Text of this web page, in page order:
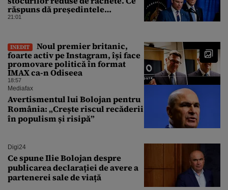
răspuns dă președintele
american
21:01
INEDIT
Noul premier britanic,
foarte activ pe Instagram, își face
promovare politică în format
IMAX ca-n Odiseea
18:57
Mediafax
Avertismentul lui Bolojan pentru
România: „Crește riscul recăderii
în populism și risipă”
Digi24
Ce spune Ilie Bolojan despre
publicarea declarației de avere a
partenerei sale de viață